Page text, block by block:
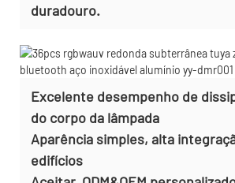
duradouro.
Excelente desempenho de
do corpo da lâmpada
Aparência simples, alta
edifícios